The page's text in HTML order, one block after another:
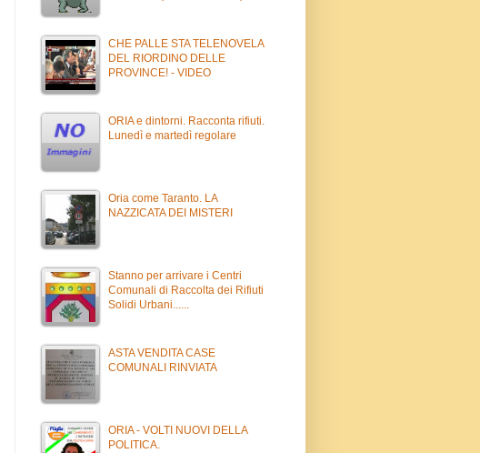
CHE PALLE STA TELENOVELA
DEL RIORDINO DELLE
PROVINCE! - VIDEO
ORIA e dintorni. Racconta rifiuti.
Lunedì e martedì regolare
Oria come Taranto. LA
NAZZICATA DEI MISTERI
Stanno per arrivare i Centri
Comunali di Raccolta dei Rifiuti
Solidi Urbani......
ASTA VENDITA CASE
COMUNALI RINVIATA
ORIA - VOLTI NUOVI DELLA
POLITICA.